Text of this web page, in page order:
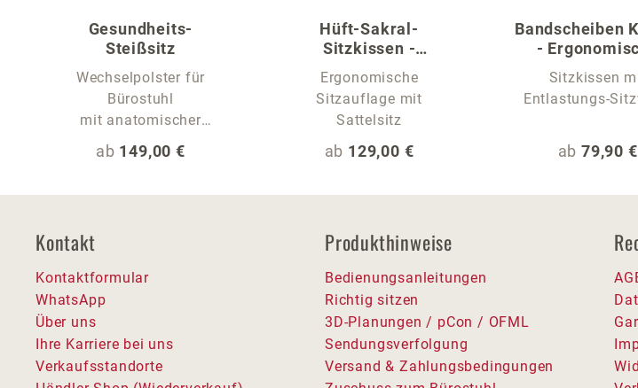
Gesundheits-
Steißsitz
Wechselpolster für
Bürostuhl
mit anatomischer
Regulärer Preis:
ab 149,00 €
Hüft-Sakral-
Sitzkissen -
Sitzauflage für Stühle
Ergonomische
Sitzauflage mit
Sattelsitz
Regulärer Preis:
ab 129,00 €
Bandscheiben
-
Sitzkissen
Entlastungs-
Regulärer
ab79,90 €
Kontakt
Kontaktformular
WhatsApp
Über uns
Ihre Karriere bei uns
Verkaufsstandorte
Produkthinweise
Bedienungsanleitungen
Richtig sitzen
3D-Planungen / pCon / OFML
Sendungsverfolgung
Versand & Zahlungsbedingungen